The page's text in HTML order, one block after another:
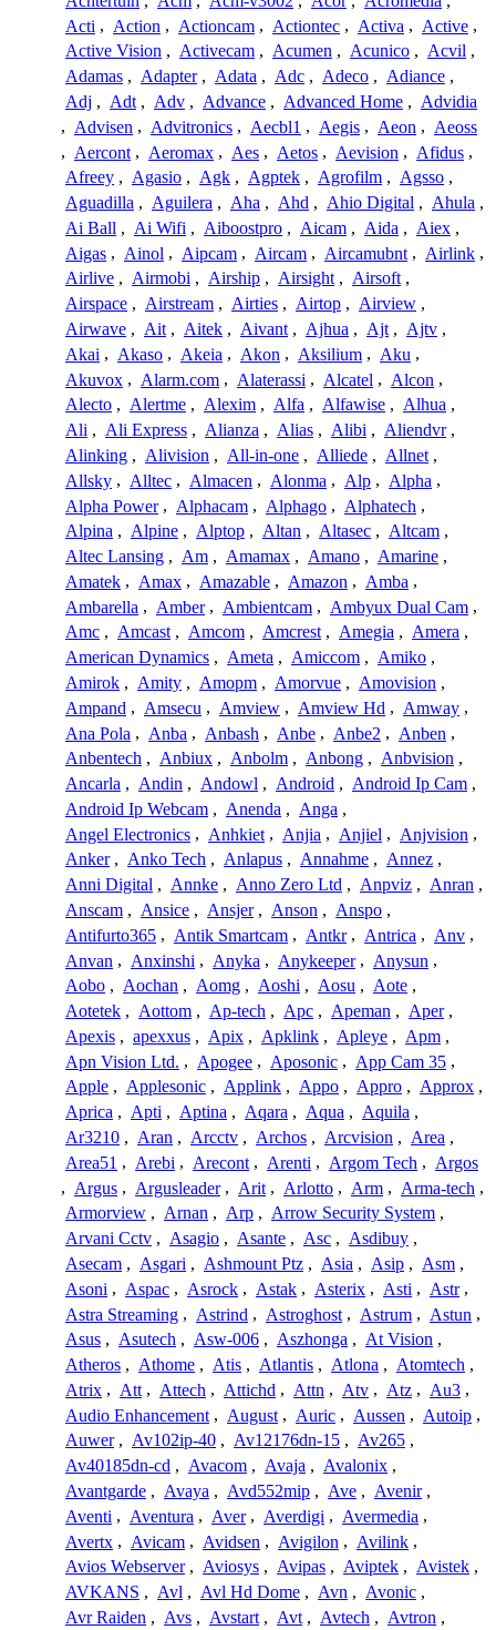
Acti , Action , Actioncam , Actiontec , Activa , Active ,
Active Vision , Activecam , Acumen , Acunico , Acvil ,
Adamas , Adapter , Adata , Adc , Adeco , Adiance ,
Adj , Adt , Adv , Advance , Advanced Home , Advidia
, Advisen , Advitronics , Aecbl1 , Aegis , Aeon , Aeoss
, Aercont , Aeromax , Aes , Aetos , Aevision , Afidus ,
Afreey , Agasio , Agk , Agptek , Agrofilm , Agsso ,
Aguadilla , Aguilera , Aha , Ahd , Ahio Digital , Ahula ,
Ai Ball , Ai Wifi , Aiboostpro , Aicam , Aida , Aiex ,
Aigas , Ainol , Aipcam , Aircam , Aircamubnt , Airlink ,
Airlive , Airmobi , Airship , Airsight , Airsoft ,
Airspace , Airstream , Airties , Airtop , Airview ,
Airwave , Ait , Aitek , Aivant , Ajhua , Ajt , Ajtv ,
Akai , Akaso , Akeia , Akon , Aksilium , Aku ,
Akuvox , Alarm.com , Alaterassi , Alcatel , Alcon ,
Alecto , Alertme , Alexim , Alfa , Alfawise , Alhua ,
Ali , Ali Express , Alianza , Alias , Alibi , Aliendvr ,
Alinking , Alivision , All-in-one , Alliede , Allnet ,
Allsky , Alltec , Almacen , Alonma , Alp , Alpha ,
Alpha Power , Alphacam , Alphago , Alphatech ,
Alpina , Alpine , Alptop , Altan , Altasec , Altcam ,
Altec Lansing , Am , Amamax , Amano , Amarine ,
Amatek , Amax , Amazable , Amazon , Amba ,
Ambarella , Amber , Ambientcam , Ambyux Dual Cam ,
Amc , Amcast , Amcom , Amcrest , Amegia , Amera ,
American Dynamics , Ameta , Amiccom , Amiko ,
Amirok , Amity , Amopm , Amorvue , Amovision ,
Ampand , Amsecu , Amview , Amview Hd , Amway ,
Ana Pola , Anba , Anbash , Anbe , Anbe2 , Anben ,
Anbentech , Anbiux , Anbolm , Anbong , Anbvision ,
Ancarla , Andin , Andowl , Android , Android Ip Cam ,
Android Ip Webcam , Anenda , Anga ,
Angel Electronics , Anhkiet , Anjia , Anjiel , Anjvision ,
Anker , Anko Tech , Anlapus , Annahme , Annez ,
Anni Digital , Annke , Anno Zero Ltd , Anpviz , Anran ,
Anscam , Ansice , Ansjer , Anson , Anspo ,
Antifurto365 , Antik Smartcam , Antkr , Antrica , Anv ,
Anvan , Anxinshi , Anyka , Anykeeper , Anysun ,
Aobo , Aochan , Aomg , Aoshi , Aosu , Aote ,
Aotetek , Aottom , Ap-tech , Apc , Apeman , Aper ,
Apexis , apexxus , Apix , Apklink , Apleye , Apm ,
Apn Vision Ltd. , Apogee , Aposonic , App Cam 35 ,
Apple , Applesonic , Applink , Appo , Appro , Approx ,
Aprica , Apti , Aptina , Aqara , Aqua , Aquila ,
Ar3210 , Aran , Arcctv , Archos , Arcvision , Area ,
Area51 , Arebi , Arecont , Arenti , Argom Tech , Argos
, Argus , Argusleader , Arit , Arlotto , Arm , Arma-tech ,
Armorview , Arnan , Arp , Arrow Security System ,
Arvani Cctv , Asagio , Asante , Asc , Asdibuy ,
Asecam , Asgari , Ashmount Ptz , Asia , Asip , Asm ,
Asoni , Aspac , Asrock , Astak , Asterix , Asti , Astr ,
Astra Streaming , Astrind , Astroghost , Astrum , Astun ,
Asus , Asutech , Asw-006 , Aszhonga , At Vision ,
Atheros , Athome , Atis , Atlantis , Atlona , Atomtech ,
Atrix , Att , Attech , Attichd , Attn , Atv , Atz , Au3 ,
Audio Enhancement , August , Auric , Aussen , Autoip ,
Auwer , Av102ip-40 , Av12176dn-15 , Av265 ,
Av40185dn-cd , Avacom , Avaja , Avalonix ,
Avantgarde , Avaya , Avd552mip , Ave , Avenir ,
Aventi , Aventura , Aver , Averdigi , Avermedia ,
Avertx , Avicam , Avidsen , Avigilon , Avilink ,
Avios Webserver , Aviosys , Avipas , Aviptek , Avistek ,
AVKANS , Avl , Avl Hd Dome , Avn , Avonic ,
Avr Raiden , Avs , Avstart , Avt , Avtech , Avtron ,